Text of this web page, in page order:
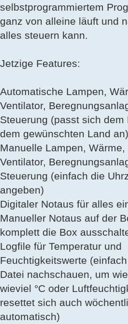
selbstprogrammiertem
ganz von alleine läuft und
alles steuern kann.
Jetzige Features:
Automatische Lampen,
Ventilator,
Steuerung (passt sich dem
dem gewünschten Land an)
Manuelle Lampen, Wärme,
Ventilator,
Steuerung (einfach die
angeben)
Digitaler Notaus für alles
Manueller Notaus auf der
komplett die Box
Logfile für Temperatur und
Feuchtigkeitswerte
Datei nachschauen, um
wieviel °C oder
resettet sich auch
automatisch)